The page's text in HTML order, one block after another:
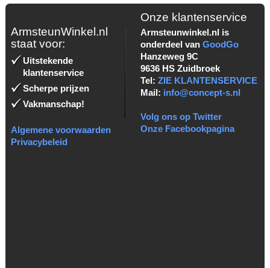
ArmsteunWinkel.nl
staat voor:
Uitstekende
klantenservice
Scherpe prijzen
Vakmanschap!
Algemene voorwaarden
Privacybeleid
Onze klantenservice
Armsteunwinkel.nl is
onderdeel van GoodGo
Hanzeweg 9C
9636 HS Zuidbroek
Tel: ZIE KLANTENSERVICE
Mail: info@concept-s.nl
Volg ons op Twitter
Onze Facebookpagina